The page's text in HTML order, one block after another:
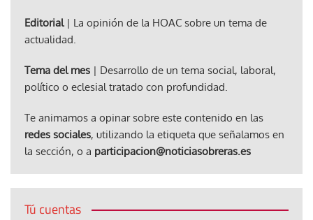
Editorial| La opinión de la HOAC sobre un tema de
actualidad.
Tema del mes | Desarrollo de un tema social, laboral,
político o eclesial tratado con profundidad.
Te animamos a opinar sobre este contenido en las
redes sociales, utilizando la etiqueta que señalamos en
la sección, o a participacion@noticiasobreras.es
Tú cuentas